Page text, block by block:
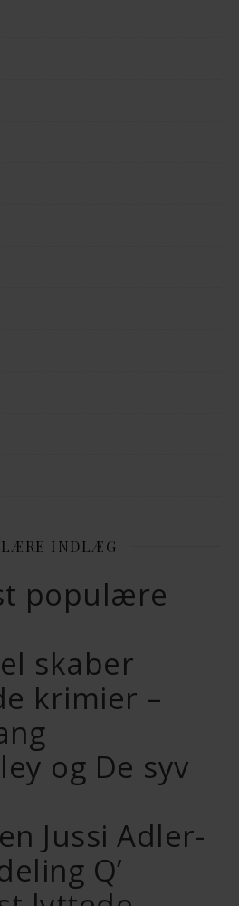
INDLÆG
populære
skaber
krimier –
og De syv
Jussi Adler-
Q’